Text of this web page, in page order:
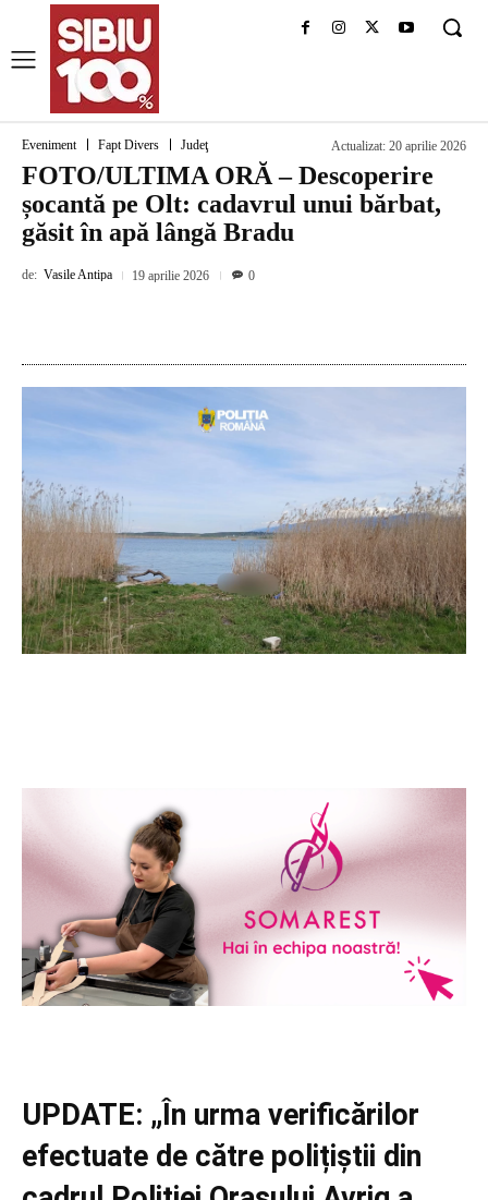
Eveniment Fapt Divers Judeţ Actualizat: 20 aprilie 2026
FOTO/ULTIMA ORĂ – Descoperire
șocantă pe Olt: cadavrul unui bărbat,
găsit în apă lângă Bradu
de: Vasile Antipa 19 aprilie 2026 0
UPDATE: „În urma verificărilor
efectuate de către polițiștii din